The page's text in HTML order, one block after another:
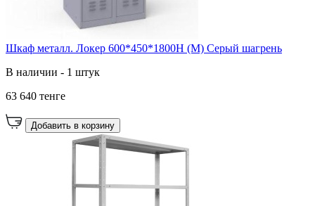
Шкаф металл. Локер 600*450*1800H (М) Серый шагрень
В наличии - 1 штук
63 640 тенге
Добавить в корзину